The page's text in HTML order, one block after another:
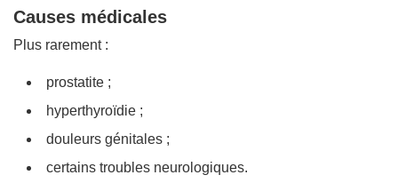
Causes médicales
Plus rarement :
prostatite ;
hyperthyroïdie ;
douleurs génitales ;
certains troubles neurologiques.